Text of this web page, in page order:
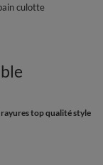
culotte
top qualité style